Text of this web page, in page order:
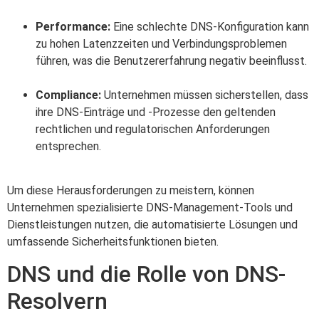
Performance: Eine schlechte DNS-Konfiguration kann
zu hohen Latenzzeiten und Verbindungsproblemen
führen, was die Benutzererfahrung negativ beeinflusst.
Compliance: Unternehmen müssen sicherstellen, dass
ihre DNS-Einträge und -Prozesse den geltenden
rechtlichen und regulatorischen Anforderungen
entsprechen.
Um diese Herausforderungen zu meistern, können
Unternehmen spezialisierte DNS-Management-Tools und
Dienstleistungen nutzen, die automatisierte Lösungen und
umfassende Sicherheitsfunktionen bieten.
DNS und die Rolle von DNS-
Resolvern